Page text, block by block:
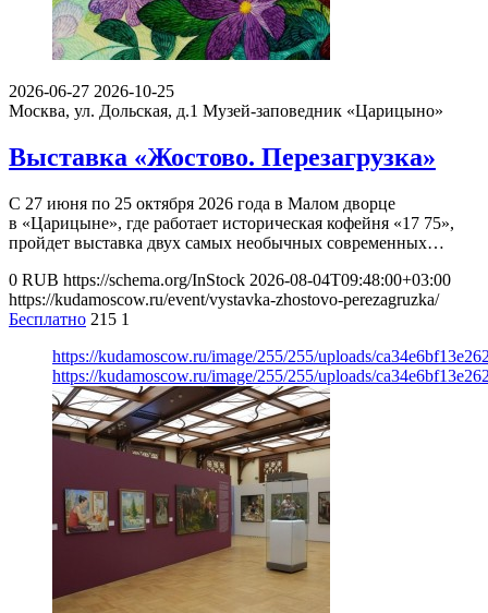
2026-06-27 2026-10-25
Москва, ул. Дольская, д.1 Музей-заповедник «Царицыно»
Выставка «Жостово. Перезагрузка»
С 27 июня по 25 октября 2026 года в Малом дворце
в «Царицыне», где работает историческая кофейня «17 75»,
пройдет выставка двух самых необычных современных…
0 RUB https://schema.org/InStock 2026-08-04T09:48:00+03:00
https://kudamoscow.ru/event/vystavka-zhostovo-perezagruzka/
Бесплатно 215 1
https://kudamoscow.ru/image/255/255/uploads/
https://kudamoscow.ru/image/255/255/uploads/